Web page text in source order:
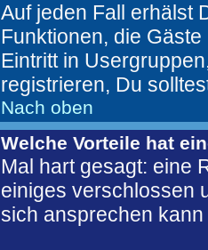
Auf jeden Fall erhälst
Funktionen, die
Eintritt in
registrieren, Du
Nach oben
Welche Vorteile hat
Mal hart gesagt: eine
einiges verschlossen
sich ansprechen